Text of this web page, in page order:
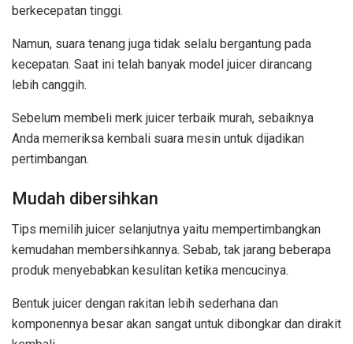
berkecepatan tinggi.
Namun, suara tenang juga tidak selalu bergantung pada
kecepatan. Saat ini telah banyak model juicer dirancang
lebih canggih.
Sebelum membeli merk juicer terbaik murah, sebaiknya
Anda memeriksa kembali suara mesin untuk dijadikan
pertimbangan.
Mudah dibersihkan
Tips memilih juicer selanjutnya yaitu mempertimbangkan
kemudahan membersihkannya. Sebab, tak jarang beberapa
produk menyebabkan kesulitan ketika mencucinya.
Bentuk juicer dengan rakitan lebih sederhana dan
komponennya besar akan sangat untuk dibongkar dan dirakit